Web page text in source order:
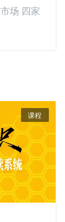
场 四家
课程